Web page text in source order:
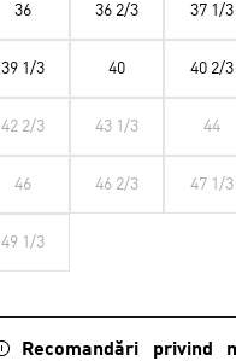
36 36 2/3 37 1/3
39 1/3 40 40 2/3
42 2/3 43 1/3 44
46 46 2/3 47 1/3
49 1/3
Recomandări privind